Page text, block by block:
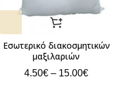
Εσωτερικό διακοσμητικών
μαξιλαριών
4.50€ – 15.00€